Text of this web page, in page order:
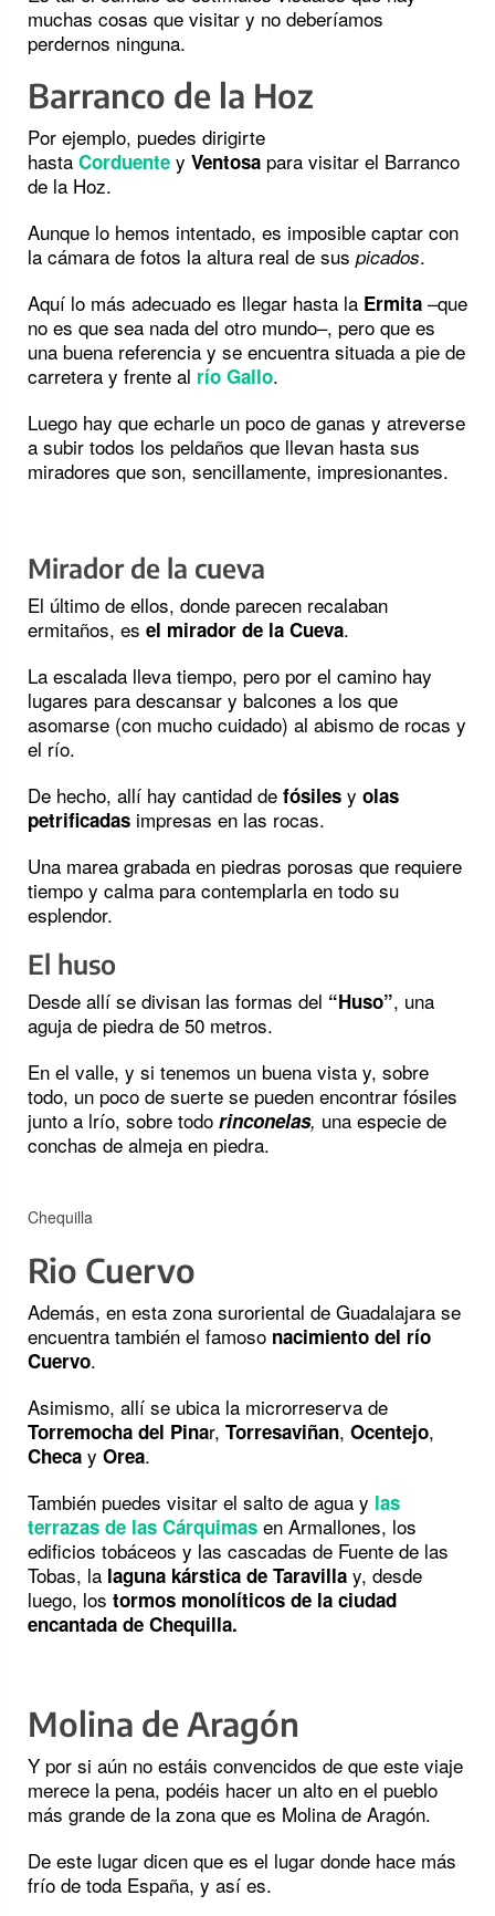
muchas cosas que visitar y no deberíamos
perdernos ninguna.
Barranco de la Hoz
Por ejemplo, puedes dirigirte
hasta Corduente y Ventosa para visitar el Barranco
de la Hoz.
Aunque lo hemos intentado, es imposible captar con
la cámara de fotos la altura real de sus picados.
Aquí lo más adecuado es llegar hasta la Ermita –que
no es que sea nada del otro mundo–, pero que es
una buena referencia y se encuentra situada a pie de
carretera y frente al río Gallo.
Luego hay que echarle un poco de ganas y atreverse
a subir todos los peldaños que llevan hasta sus
miradores que son, sencillamente, impresionantes.
Mirador de la cueva
El último de ellos, donde parecen recalaban
ermitaños, es el mirador de la Cueva.
La escalada lleva tiempo, pero por el camino hay
lugares para descansar y balcones a los que
asomarse (con mucho cuidado) al abismo de rocas y
el río.
De hecho, allí hay cantidad de fósiles y olas
petrificadas impresas en las rocas.
Una marea grabada en piedras porosas que requiere
tiempo y calma para contemplarla en todo su
esplendor.
El huso
Desde allí se divisan las formas del “Huso”, una
aguja de piedra de 50 metros.
En el valle, y si tenemos un buena vista y, sobre
todo, un poco de suerte se pueden encontrar fósiles
junto a lrío, sobre todo rinconelas, una especie de
conchas de almeja en piedra.
Chequilla
Rio Cuervo
Además, en esta zona suroriental de Guadalajara se
encuentra también el famoso nacimiento del río
Cuervo.
Asimismo, allí se ubica la microrreserva de
Torremocha del Pinar, Torresaviñan, Ocentejo,
Checa y Orea.
También puedes visitar el salto de agua y las
terrazas de las Cárquimas en Armallones, los
edificios tobáceos y las cascadas de Fuente de las
Tobas, la laguna kárstica de Taravilla y, desde
luego, los tormos monolíticos de la ciudad
encantada de Chequilla.
Molina de Aragón
Y por si aún no estáis convencidos de que este viaje
merece la pena, podéis hacer un alto en el pueblo
más grande de la zona que es Molina de Aragón.
De este lugar dicen que es el lugar donde hace más
frío de toda España, y así es.